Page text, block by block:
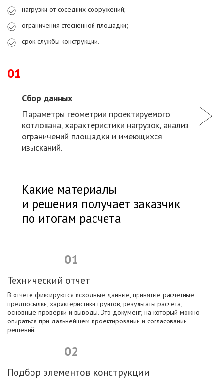
нагрузки от соседних сооружений;
ограничения стесненной площадки;
срок службы конструкции.
01
Сбор данных
Параметры геометрии проектируемого
котлована, характеристики нагрузок, анализ
ограничений площадки и имеющихся
изысканий.
Какие материалы
и решения получает заказчик
по итогам расчета
01
Технический отчет
В отчете фиксируются исходные данные, принятые расчетные
предпосылки, характеристики грунтов, результаты расчета,
основные проверки и выводы. Это документ, на который можно
опираться при дальнейшем проектировании и согласовании
решений.
02
Подбор элементов конструкции